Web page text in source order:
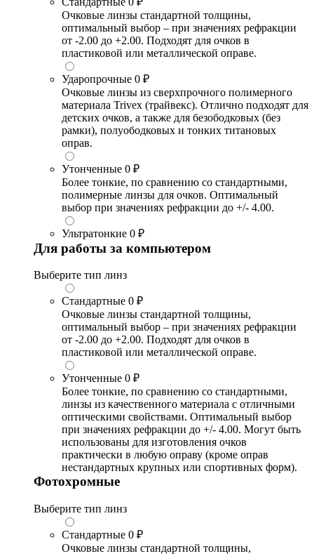
Очковые линзы стандартной толщины,
оптимальный выбор – при значениях рефракции
от -2.00 до +2.00. Подходят для очков в
пластиковой или металлической оправе.
Ударопрочные 0 ₽
Очковые линзы из сверхпрочного полимерного
материала Trivex (трайвекс). Отлично подходят для
детских очков, а также для безободковых (без
рамки), полуободковых и тонких титановых
оправ.
Утонченные 0 ₽
Более тонкие, по сравнению со стандартными,
полимерные линзы для очков. Оптимальный
выбор при значениях рефракции до +/- 4.00.
Ультратонкие 0 ₽
Для работы за компьютером
Выберите тип линз
Стандартные 0 ₽
Очковые линзы стандартной толщины,
оптимальный выбор – при значениях рефракции
от -2.00 до +2.00. Подходят для очков в
пластиковой или металлической оправе.
Утонченные 0 ₽
Более тонкие, по сравнению со стандартными,
линзы из качественного материала с отличными
оптическими свойствами. Оптимальный выбор
при значениях рефракции до +/- 4.00. Могут быть
использованы для изготовления очков
практически в любую оправу (кроме оправ
нестандартных крупных или спортивных форм).
Фотохромные
Выберите тип линз
Стандартные 0 ₽
Очковые линзы стандартной толщины,